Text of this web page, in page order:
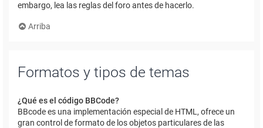
embargo, lea las reglas del foro antes de hacerlo.
Arriba
Formatos y tipos de temas
¿Qué es el código BBCode?
BBcode es una implementación especial de HTML, ofrece un
gran control de formato de los objetos particulares de las